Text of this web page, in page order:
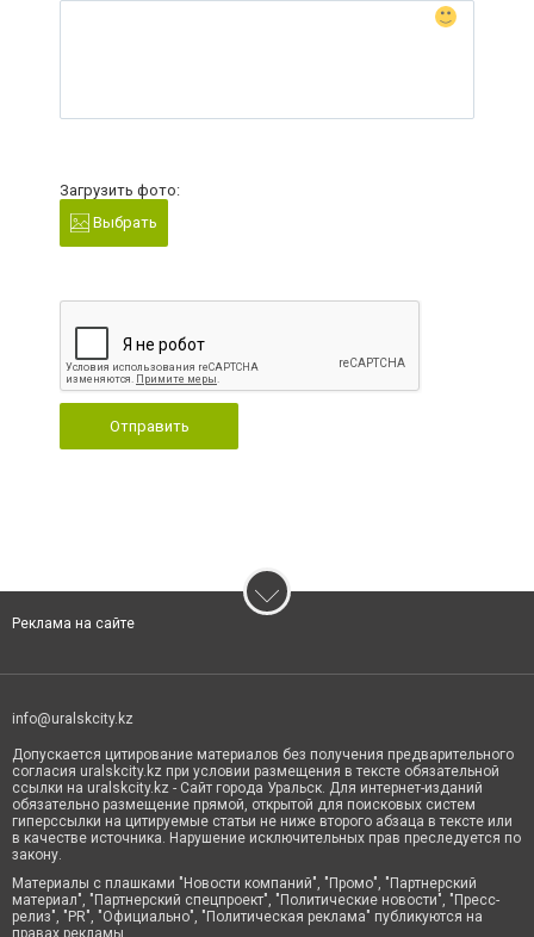
Загрузить фото:
Выбрать
Отправить
Реклама на сайте
info@uralskcity.kz
Допускается цитирование материалов без получения предварительного
согласия uralskcity.kz при условии размещения в тексте обязательной
ссылки на uralskcity.kz - Сайт города Уральск. Для интернет-изданий
обязательно размещение прямой, открытой для поисковых систем
гиперссылки на цитируемые статьи не ниже второго абзаца в тексте или
в качестве источника. Нарушение исключительных прав преследуется по
закону.
Материалы с плашками "Новости компаний", "Промо", "Партнерский
материал", "Партнерский спецпроект", "Политические новости", "Пресс-
релиз", "PR", "Официально", "Политическая реклама" публикуются на
правах рекламы.